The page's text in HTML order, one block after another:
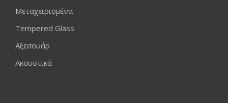
Μεταχειρισμένα
Tempered Glass
Αξεσουάρ
Ακουστικά